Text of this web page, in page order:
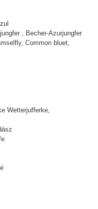
, Becher-Azurjungfer
Common bluet,
Wetterjufferke,